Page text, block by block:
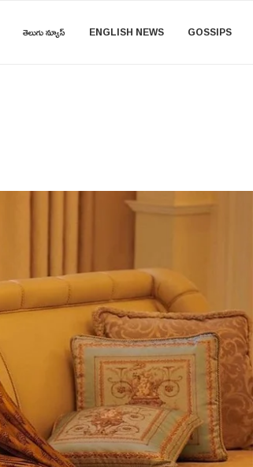
తెలుగు న్యూస్ ENGLISH NEWS GOSSIPS